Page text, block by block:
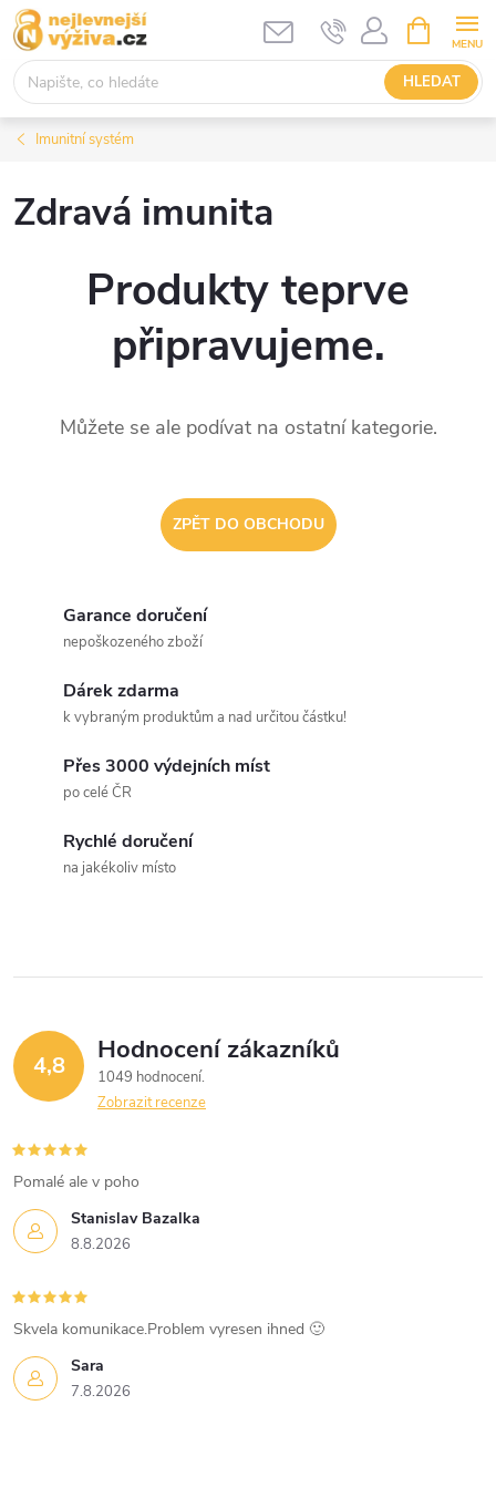
Přejít
na
obsah
HLEDAT
NÁKUPNÍ
KOŠÍK
Imunitní systém
Zdravá imunita
Produkty teprve
připravujeme.
Můžete se ale podívat na ostatní kategorie.
ZPĚT DO OBCHODU
Garance doručení
nepoškozeného zboží
Dárek zdarma
k vybraným produktům a nad určitou částku!
Přes 3000 výdejních míst
po celé ČR
Rychlé doručení
na jakékoliv místo
4,8 Hodnocení zákazníků
1049 hodnocení
Zobrazit recenze
Stanislav Bazalka
8.8.2026
Pomalé ale v poho
Sara
7.8.2026
Skvela komunikace.Problem vyresen ihned 🙂